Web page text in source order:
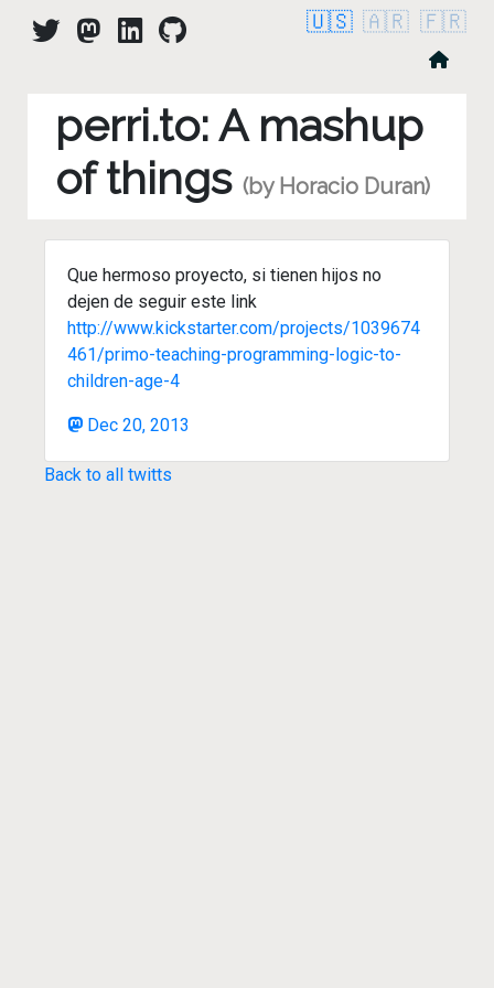
🇺🇸 🇦🇷 🇫🇷
perri.to: A mashup
of things (by Horacio Duran)
Que hermoso proyecto, si tienen hijos no
dejen de seguir este link
http://www.kickstarter.com/projects/1039674
461/primo-teaching-programming-logic-to-
children-age-4
Dec 20, 2013
Back to all twitts